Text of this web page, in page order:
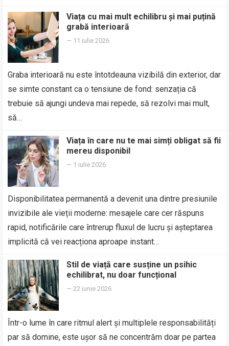
Viața cu mai mult echilibru și mai puțină
grabă interioară
— 11 iulie 2026
Graba interioară nu este întotdeauna vizibilă din exterior, dar
se simte constant ca o tensiune de fond: senzația că
trebuie să ajungi undeva mai repede, să rezolvi mai mult,
să…
Viața în care nu te mai simți obligat să fii
mereu disponibil
— 1 iulie 2026
Disponibilitatea permanentă a devenit una dintre presiunile
invizibile ale vieții moderne: mesajele care cer răspuns
rapid, notificările care întrerup fluxul de lucru și așteptarea
implicită că vei reacționa aproape instant…
Stil de viață care susține un psihic
echilibrat, nu doar funcțional
—22 iunie 2026
Într-o lume în care ritmul alert și multiplele responsabilități
par să domine, este ușor să ne concentrăm doar pe partea